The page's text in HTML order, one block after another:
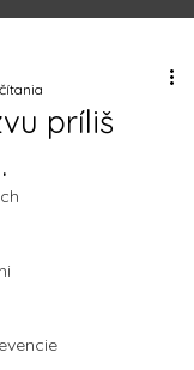
príliš
hviezdičiek.